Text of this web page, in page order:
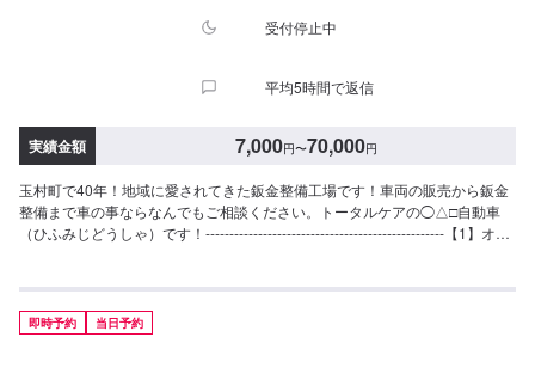
受付停止中
平均5時間で返信
実績金額 7,000円〜70,000円
玉村町で40年！地域に愛されてきた鈑金整備工場です！車両の販売から鈑金
整備まで車の事ならなんでもご相談ください。トータルケアの◯△□自動車
（ひふみじどうしゃ）です！--------------------------------------------------【1】オフ
ます。車種や状態により納期が前後する場合がございます。予め、ご了承く
ださい。【定休日・営業時間】定休日：日曜日、祝日営業時間：9:00~18:00
即時予約 当日予約